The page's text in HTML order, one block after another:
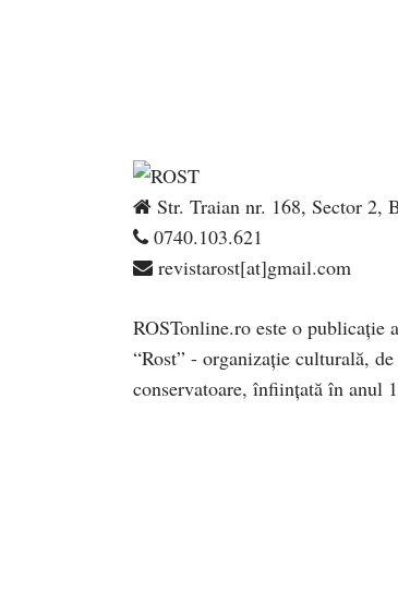
Str. Traian nr. 168, Sector 2,
0740.103.621
revistarost[at]gmail.com
ROSTonline.ro este o publicaţie
“Rost” - organizaţie culturală,
conservatoare, înfiinţată în anul